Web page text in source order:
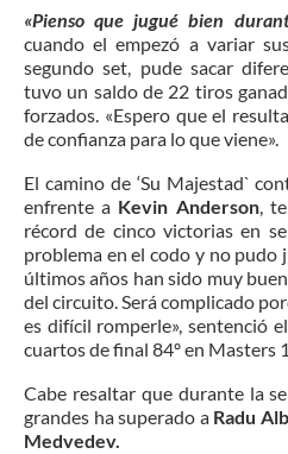
«Pienso que jugué bien
cuando el empezó a variar
segundo set, pude sacar
tuvo un saldo de 22 tiros
forzados. «Espero que el
de confianza para lo que viene».
El camino de ‘Su Majestad`
enfrente a Kevin Anderson,
récord de cinco victorias en
problema en el codo y no pudo
últimos años han sido muy
del circuito. Será complicado
es difícil romperle», sentenció
cuartos de final 84º en Masters
Cabe resaltar que durante la
grandes ha superado aRadu
Medvedev.